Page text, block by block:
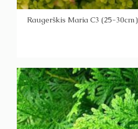
Raugerškis Maria C3 (25-30cm)